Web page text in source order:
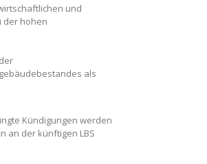
und
der hohen
als
Kündigungen werden
an der künftigen LBS